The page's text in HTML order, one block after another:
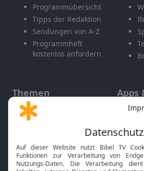
Programmübersicht
Tipps der Redaktion
Sendungen von A-Z
Programmheft
kostenlos anfordern
Themen
Gott und Bibel erklärt
Neuigkeiten
Apps